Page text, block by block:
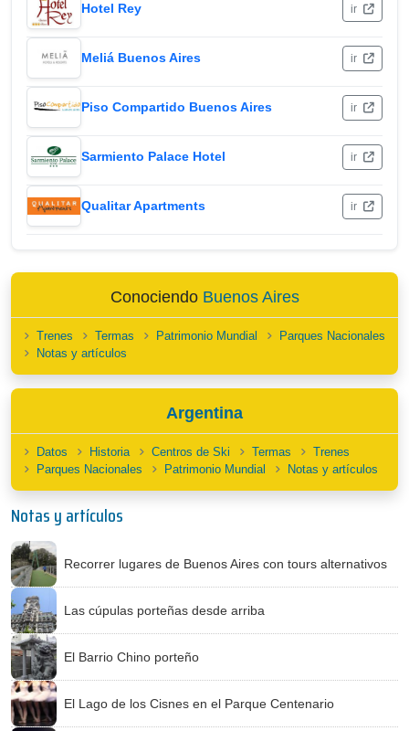
Hotel Rey ir
Meliá Buenos Aires ir
Piso Compartido Buenos Aires ir
Sarmiento Palace Hotel ir
Qualitar Apartments ir
Conociendo Buenos Aires
Trenes Termas Patrimonio Mundial
Parques Nacionales
Notas y artículos
Argentina
Datos Historia Centros de Ski Termas
Trenes
Parques Nacionales
Patrimonio Mundial Notas y artículos
Notas y artículos
Recorrer lugares de Buenos Aires con tours alternativos
Las cúpulas porteñas desde arriba
El Barrio Chino porteño
El Lago de los Cisnes en el Parque Centenario